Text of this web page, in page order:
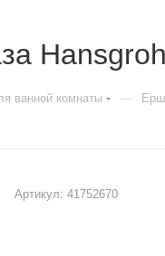
ванной комнаты —
Артикул: 41752670